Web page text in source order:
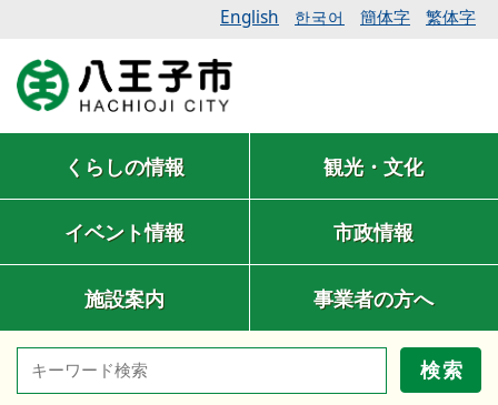
English 한국어 簡体字 繁体字
くらしの情報 観光・文化
イベント情報 市政情報
施設案内 事業者の方へ
検索